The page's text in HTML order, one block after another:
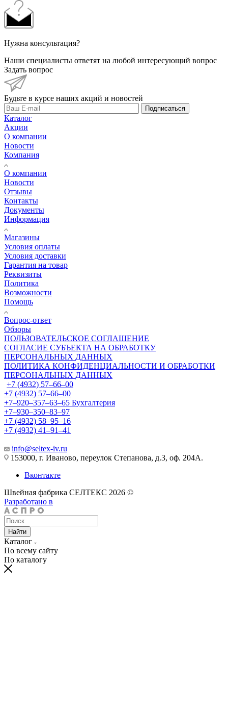
Нужна консультация?
Наши специалисты ответят на любой интересующий вопрос
Задать вопрос
Будьте в курсе наших акций и новостей
Подписаться
Каталог
Акции
О компании
Новости
Компания
О компании
Новости
Отзывы
Контакты
Документы
Информация
Магазины
Условия оплаты
Условия доставки
Гарантия на товар
Реквизиты
Политика
Возможности
Помощь
Вопрос-ответ
Обзоры
ПОЛЬЗОВАТЕЛЬСКОЕ СОГЛАШЕНИЕ
СОГЛАСИЕ СУБЪЕКТА НА ОБРАБОТКУ
ПЕРСОНАЛЬНЫХ ДАННЫХ
ПОЛИТИКА КОНФИДЕНЦИАЛЬНОСТИ И ОБРАБОТКИ
ПЕРСОНАЛЬНЫХ ДАННЫХ
+7 (4932) 57‒66‒00
+7 (4932) 57‒66‒00
+7‒920‒357‒63‒65 Бухгалтерия
+7‒930‒350‒83‒97
+7 (4932) 58‒95‒16
+7 (4932) 41‒91‒41
info@seltex-iv.ru
153000, г. Иваново, переулок Степанова, д.3, оф. 204А.
Вконтакте
Швейная фабрика СЕЛТЕКС 2026 ©
Разработано в
Найти
Каталог
По всему сайту
По каталогу